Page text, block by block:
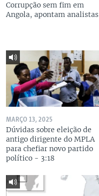
Corrupção sem fim em
Angola, apontam analistas
MARÇO 13, 2025
Dúvidas sobre eleição de
antigo dirigente do MPLA
para chefiar novo partido
político - 3:18